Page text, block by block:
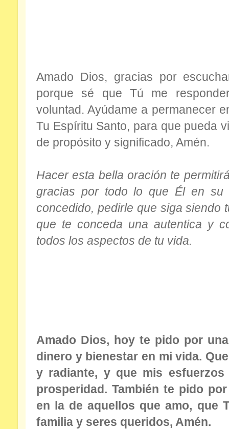
Amado Dios, gracias por
porque sé que Tú me
voluntad. Ayúdame a permanecer
Tu Espíritu Santo, para que pueda
de propósito y significado, Amén.
Hacer esta bella oración te
gracias por todo lo que Él en su
concedido, pedirle que siga siendo
que te conceda una autentica y
todos los aspectos de tu vida.
Amado Dios, hoy te pido por
dinero y bienestar en mi vida.
y radiante, y que mis
prosperidad. También te pido
en la de aquellos que amo, que
familia y seres queridos, Amén.